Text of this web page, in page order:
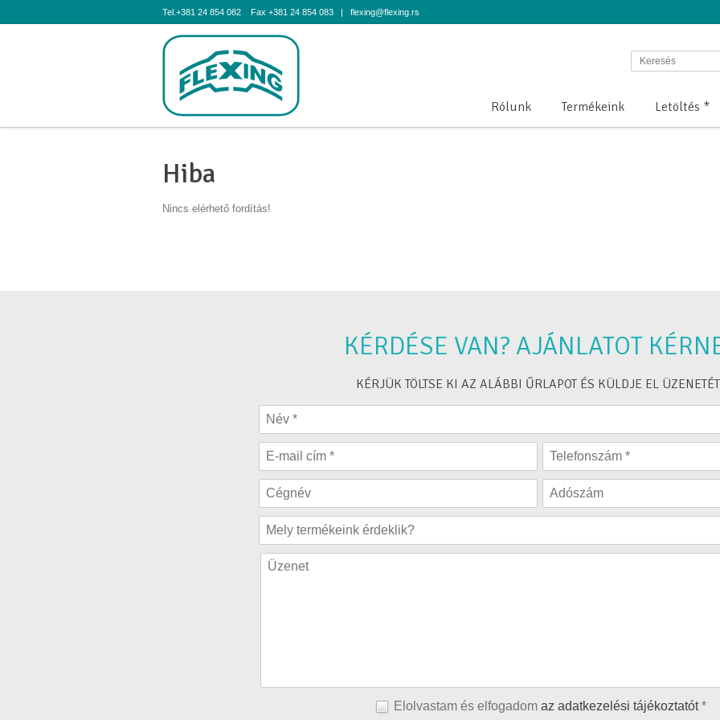
Tel.+381 24 854 082 Fax +381 24 854 083 | flexing@flexing.rs
Rólunk Termékeink Letöltés *
Hiba
Nincs elérhető fordítás!
KÉRDÉSE VAN? AJÁNLATOT
KÉRJÜK TÖLTSE KI AZ ALÁBBI ŰRLAPOT ÉS KÜLDJE EL
Elolvastam és elfogadom az adatkezelési tájékoztatót*